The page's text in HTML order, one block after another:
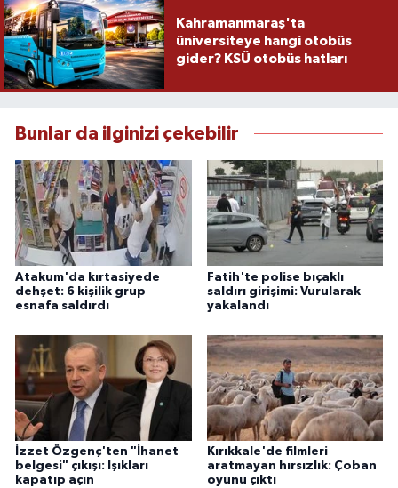
Kahramanmaraş'ta
üniversiteye hangi otobüs
gider? KSÜ otobüs hatları
Bunlar da ilginizi çekebilir
Atakum'da kırtasiyede
dehşet: 6 kişilik grup
esnafa saldırdı
Fatih'te polise bıçaklı
saldırı girişimi: Vurularak
yakalandı
İzzet Özgenç'ten "İhanet
belgesi" çıkışı: Işıkları
kapatıp açın
Kırıkkale'de filmleri
aratmayan hırsızlık: Çoban
oyunu çıktı